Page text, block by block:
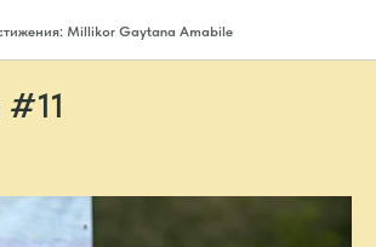
Millikor Gaytana Amabile